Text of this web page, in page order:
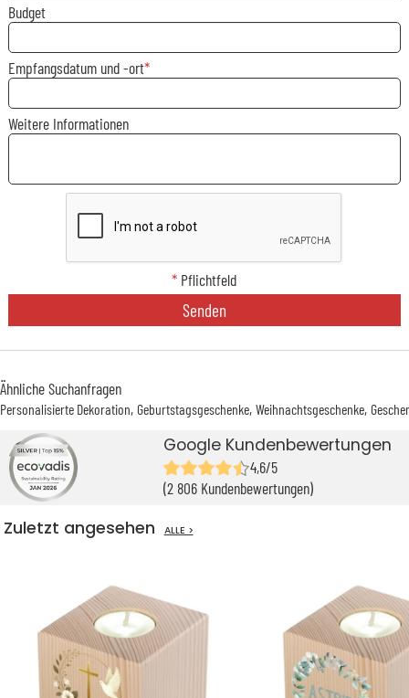
Budget
Empfangsdatum und -ort
Weitere Informationen
* Pflichtfeld
Senden
Ähnliche Suchanfragen
Personalisierte Dekoration Geburtstagsgeschenke Weihnachtsgeschenke
Google Kundenbewertungen
4,6/5
(2 806 Kundenbewertungen)
Zuletzt angesehen ALLE >